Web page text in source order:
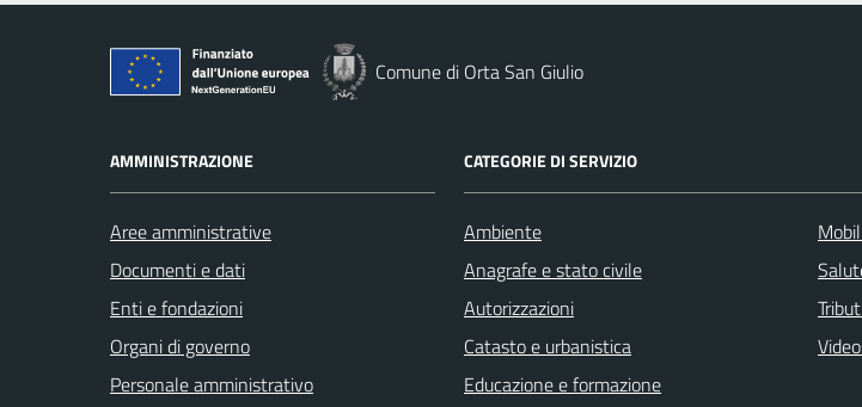
Comune di Orta San Giulio
AMMINISTRAZIONE
Aree amministrative
Documenti e dati
Enti e fondazioni
Organi di governo
Personale amministrativo
CATEGORIE DI SERVIZIO
Ambiente
Anagrafe e stato civile
Autorizzazioni
Catasto e urbanistica
Educazione e formazione